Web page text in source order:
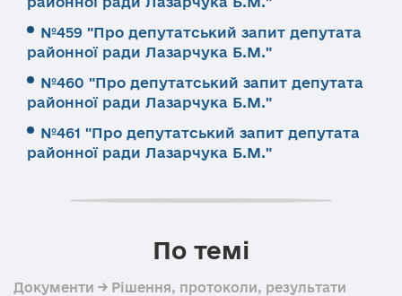
№459 "Про депутатський запит депутата
районної ради Лазарчука Б.М."
№460 "Про депутатський запит депутата
районної ради Лазарчука Б.М."
№461 "Про депутатський запит депутата
районної ради Лазарчука Б.М."
По темі
Документи → Рішення, протоколи, результати